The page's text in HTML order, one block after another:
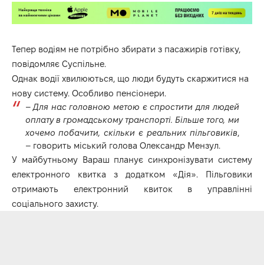
Тепер водіям не потрібно збирати з пасажирів готівку,
повідомляє Суспільне.
Однак водії хвилюються, що люди будуть скаржитися на
нову систему. Особливо пенсіонери.
–Для нас головною метою є спростити для людей
оплату в громадському транспорті. Більше того, ми
хочемо побачити, скільки є реальних пільговиків,
– говорить міський голова Олександр Мензул.
У майбутньому Вараш планує синхронізувати систему
електронного квитка з додатком «Дія». Пільговики
отримають електронний квиток в управлінні
соціального захисту.